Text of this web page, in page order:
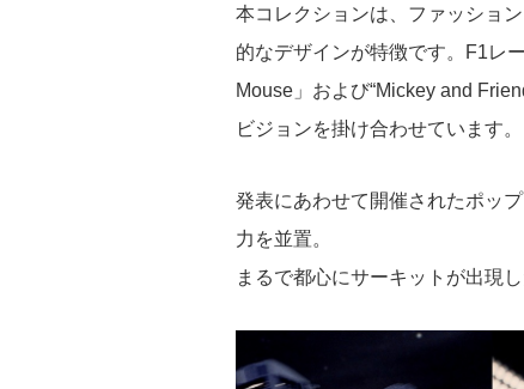
本コレクションは、ファッショ
的なデザインが特徴です。F1レ
Mouse 」および“Mickey and
ビジョンを掛け合わせています。
発表にあわせて開催されたポッ
力を並置。
まるで都心にサーキットが出現